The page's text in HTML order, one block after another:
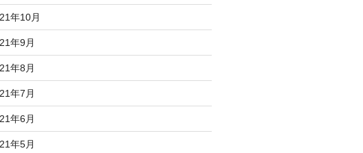
年10月
年9月
年8月
年7月
年6月
年5月